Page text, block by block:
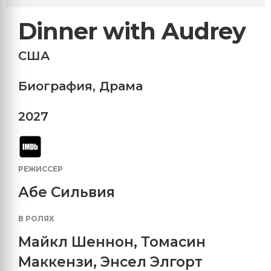
Dinner with Audrey
США
Биография, Драма
2027
РЕЖИССЕР
Абе Сильвия
В РОЛЯХ
Майкл Шеннон, Томасин
Маккензи, Энсел Элгорт